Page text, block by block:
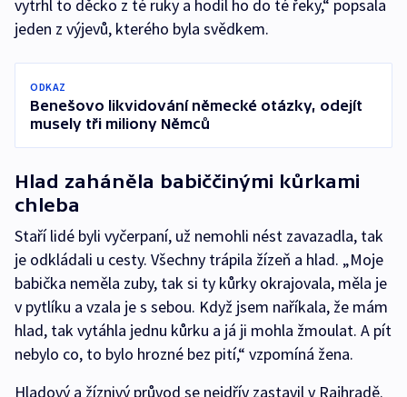
vytrhl to děcko z té ruky a hodil ho do té řeky,“ popsala
jeden z výjevů, kterého byla svědkem.
ODKAZ
Benešovo likvidování německé otázky, odejít
musely tři miliony Němců
Hlad zaháněla babiččinými kůrkami
chleba
Staří lidé byli vyčerpaní, už nemohli nést zavazadla, tak
je odkládali u cesty. Všechny trápila žízeň a hlad. „Moje
babička neměla zuby, tak si ty kůrky okrajovala, měla je
v pytlíku a vzala je s sebou. Když jsem naříkala, že mám
hlad, tak vytáhla jednu kůrku a já ji mohla žmoulat. A pít
nebylo co, to bylo hrozné bez pití,“ vzpomíná žena.
Hladový a žíznivý průvod se nejdřív zastavil v Rajhradě.